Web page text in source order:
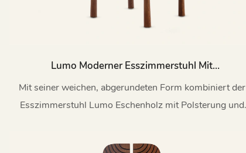
Lumo Moderner Esszimmerstuhl Mit
Stoffbezug Und Holzrahmen MY198
Mit seiner weichen, abgerundeten Form kombiniert der
Esszimmerstuhl Lumo Eschenholz mit Polsterung und